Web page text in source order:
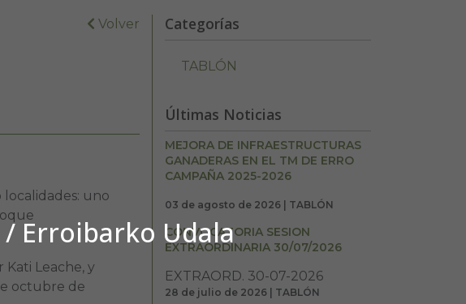
Erroibarko Udala
Volver
uno
Leache, y
octubre de
Categorías
TABLÓN
Últimas Noticias
MEJORA DE INFRAESTRUCTURAS
GANADERAS EN EL TM DE ERRO
CAMPAÑA 2025-2026
03 de agosto de 2026 | TABLÓN
CONVOCATORIA SESION
EXTRAORDINARIA 30/07/2026
EXTRAORD. 30-07-2026
28 de julio de 2026 | TABLÓN